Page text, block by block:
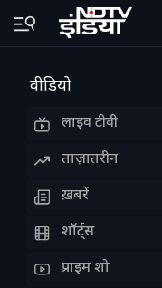
वीडियो
लाइव टीवी
ताज़ातरीन
ख़बरें
शॉर्ट्स
प्राइम शो